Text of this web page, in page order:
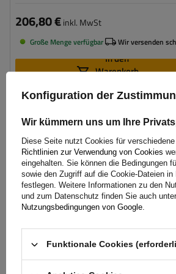
206,80 €inkl. MwSt
Große Menge verfügbar Wir versenden
In den
Warenkorb
Konfiguration der
Wir kümmern uns um Ihre
Diese Seite nutzt Cookies für
Richtlinien zur Verwendung von Cookies
eingehalten. Sie können die Bedingungen
sowie den Zugriff auf die Cookie-Dateien in
festlegen. Weitere Informationen zu den
und zum Datenschutz finden Sie auch
Nutzungsbedingungen von Google.
Funktionale Cookies